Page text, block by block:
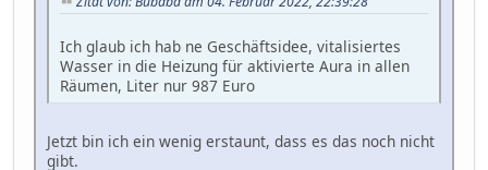
Ich glaub ich hab ne Geschäftsidee, vitalisiertes
Wasser in die Heizung für aktivierte Aura in allen
Räumen, Liter nur 987 Euro
Jetzt bin ich ein wenig erstaunt, dass es das noch nicht
gibt.